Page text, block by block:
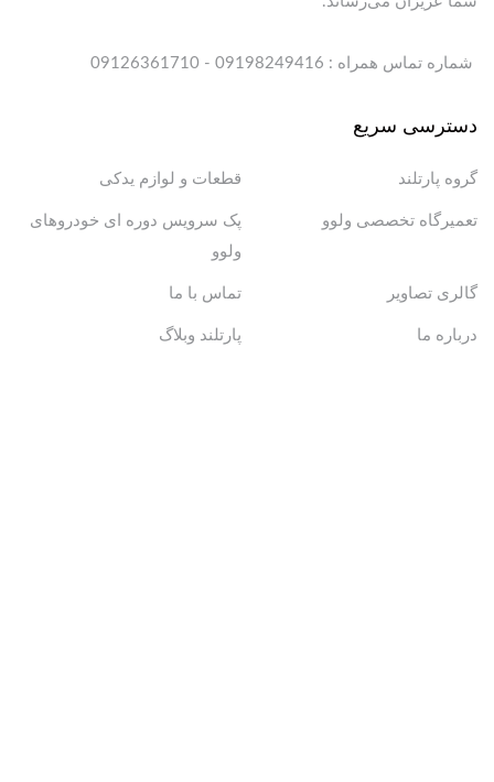
شماره تماس همراه : 09198249416 - 09126361710
دسترسی سریع
گروه پارتلند قطعات و لوازم یدکی
تعمیرگاه تخصصی ولوو
پک سرویس دوره ای خودروهای
ولوو
گالری تصاویر تماس با ما
درباره ما پارتلند وبلاگ